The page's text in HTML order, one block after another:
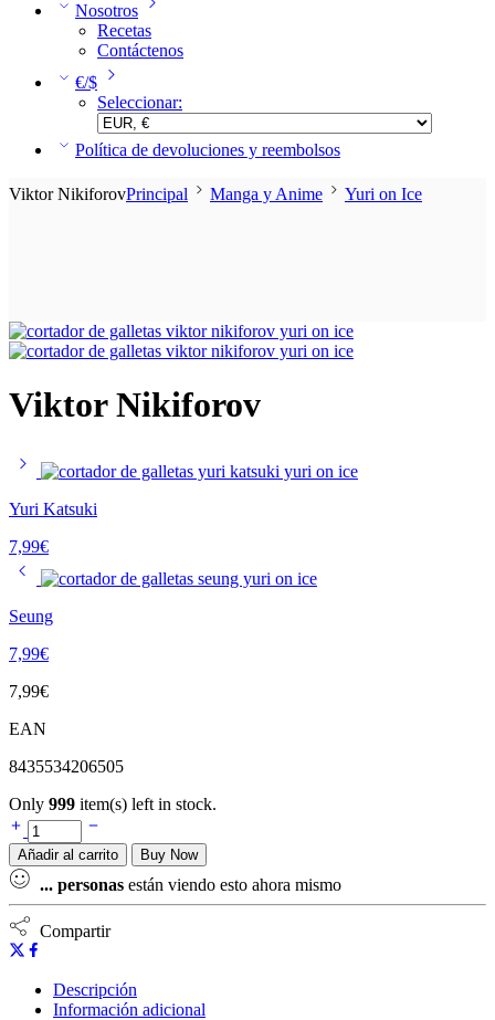
Nosotros
Recetas
Contáctenos
€/$
Seleccionar:
Política de devoluciones y reembolsos
Viktor NikiforovPrincipal Manga y Anime Yuri on Ice
Viktor Nikiforov
Yuri Katsuki
7,99€
Seung
7,99€
7,99€
EAN
8435534206505
Only 999 item(s) left in stock.
Añadir al carrito Buy Now
... personas están viendo esto ahora mismo
Compartir
Descripción
Información adicional